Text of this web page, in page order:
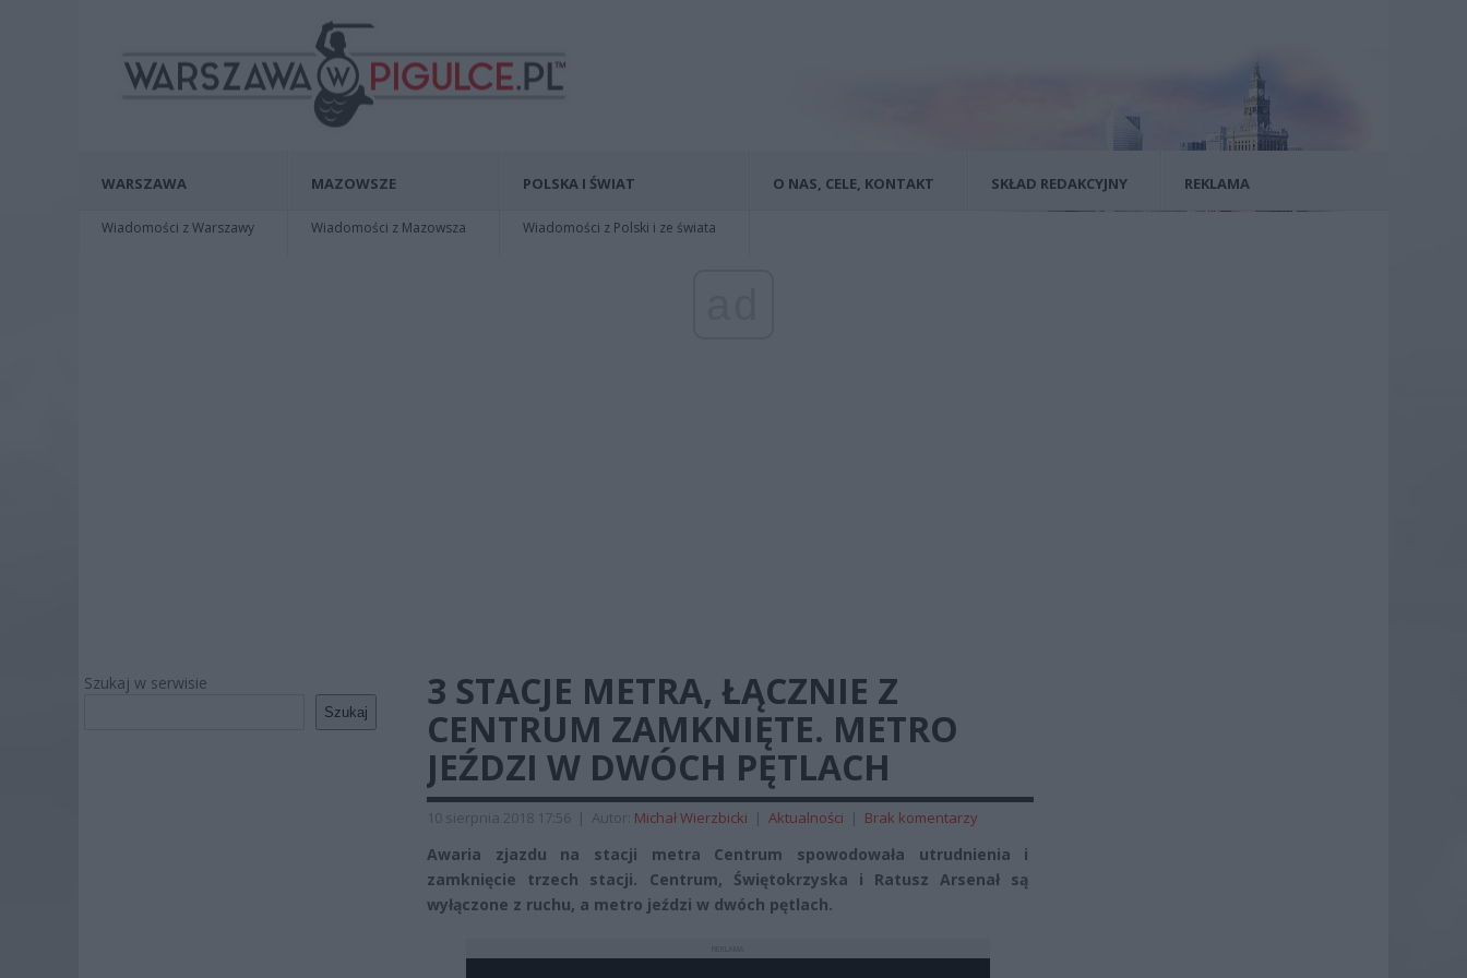
WARSZAWA
Wiadomości z Warszawy
MAZOWSZE
Wiadomości z Mazowsza
POLSKA I ŚWIAT
Wiadomości z Polski i ze świata
O NAS, CELE, KONTAKT SKŁAD REDAKCYJNY REKLAMA
Szukaj w serwisie
Szukaj
3 STACJE METRA, ŁĄCZNIE Z
CENTRUM ZAMKNIĘTE. METRO
JEŹDZI W DWÓCH PĘTLACH
10 sierpnia 2018 17:56 | Autor: Michał Wierzbicki | Aktualności | Brak komentarzy
Awaria zjazdu na stacji metra Centrum spowodowała utrudnienia i
zamknięcie trzech stacji. Centrum, Świętokrzyska i Ratusz Arsenał są
wyłączone z ruchu, a metro jeździ w dwóch pętlach.